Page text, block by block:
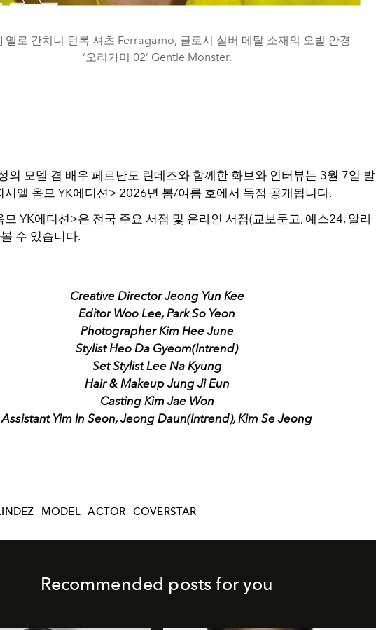
옐로 간치니 턴록 셔츠 Ferragamo, 글로시 실버 메탈 소재의 오벌 안경
‘오리가미 02’ Gentle Monster.
의 모델 겸 배우 페르난도 린데즈와 함께한 화보와 인터뷰는 3월 7일 발
시엘 옴므 YK에디션> 2026년 봄/여름 호에서 독점 공개됩니다.
YK에디션>은 전국 주요 서점 및 온라인 서점(교보문고, 예스24, 알라
수 있습니다.
Creative Director Jeong Yun Kee
Editor Woo Lee, Park So Yeon
Photographer Kim Hee June
Stylist Heo Da Gyeom(Intrend)
Set Stylist Lee Na Kyung
Hair & Makeup Jung Ji Eun
Casting Kim Jae Won
Assistant Yim In Seon, Jeong Daun(Intrend), Kim Se Jeong
MODEL ACTOR COVERSTAR
Recommended posts for you